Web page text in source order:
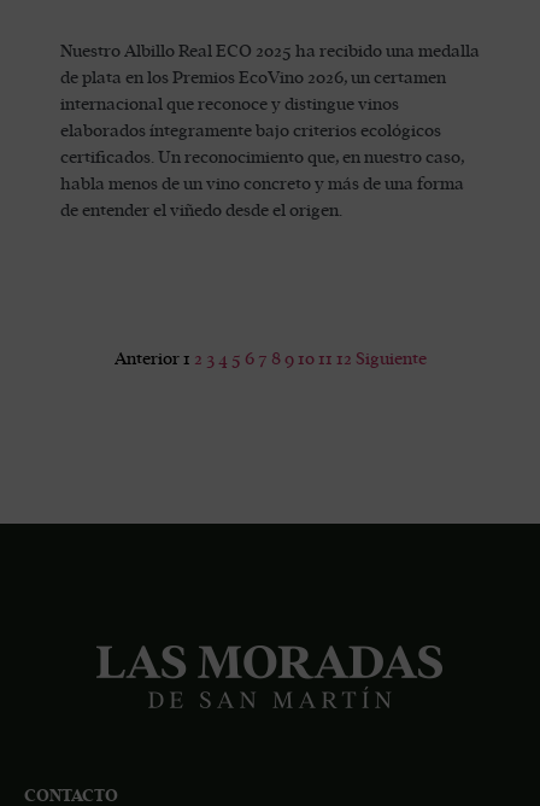
Nuestro Albillo Real ECO 2025 ha recibido una medalla
de plata en los Premios EcoVino 2026, un certamen
internacional que reconoce y distingue vinos
elaborados íntegramente bajo criterios ecológicos
certificados. Un reconocimiento que, en nuestro caso,
habla menos de un vino concreto y más de una forma
de entender el viñedo desde el origen.
Anterior 1 2 3 4 5 6 7 8 9 10 11 12 Siguiente
CONTACTO